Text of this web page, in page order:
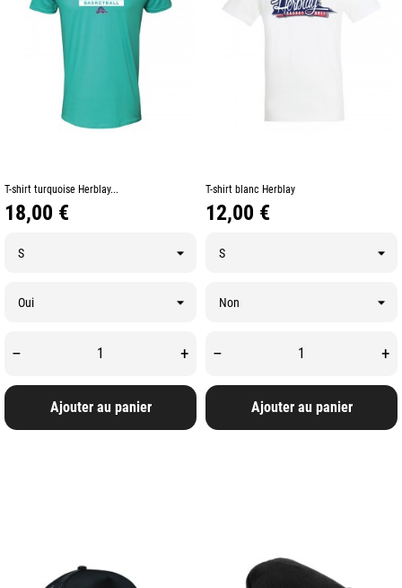
T-shirt turquoise Herblay...
Prix
18,00 €
– +
Ajouter au panier
T-shirt blanc Herblay
Prix
12,00 €
– +
Ajouter au panier